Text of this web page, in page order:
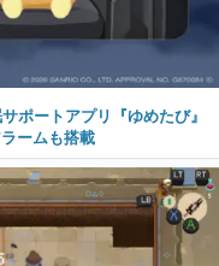
ポートアプリ『ゆめたび』
ームも搭載